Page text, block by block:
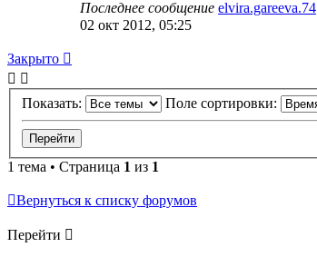
Последнее сообщение elvira.gareeva.74
02 окт 2012, 05:25
Закрыто
Показать: Поле сортировки:
1 тема • Страница 1 из 1
Вернуться к списку форумов
Перейти